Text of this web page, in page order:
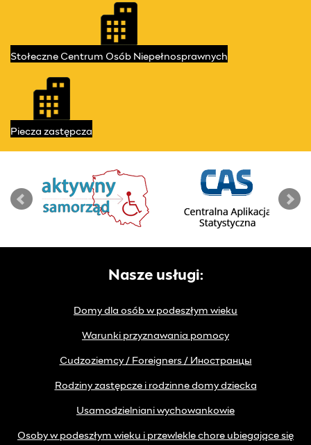
Stołeczne Centrum Osób Niepełnosprawnych
Piecza zastępcza
Nasze usługi:
Domy dla osób w podeszłym wieku
Warunki przyznawania pomocy
Cudzoziemcy / Foreigners / Иностранцы
Rodziny zastępcze i rodzinne domy dziecka
Usamodzielniani wychowankowie
Osoby w podeszłym wieku i przewlekle chore ubiegające się